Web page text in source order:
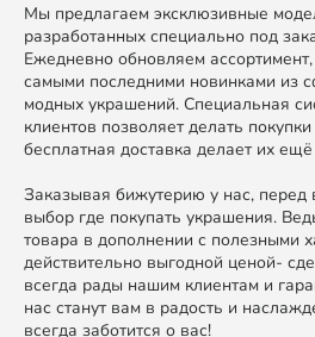
Мы предлагаем эксклюзивные
разработанных специально под
Ежедневно обновляем
самыми последними новинками из
модных украшений. Специальная
клиентов позволяет делать
бесплатная доставка делает их
Заказывая бижутерию у нас, перед
выбор где покупать украшения.
товара в дополнении с полезными
действительно выгодной ценой-
всегда рады нашим клиентам и
нас станут вам в радость и
всегда заботится о вас!